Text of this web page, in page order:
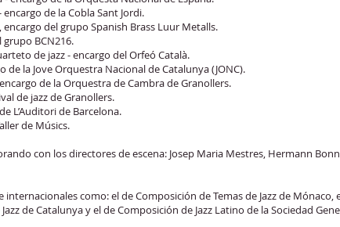
de la Cobla Sant Jordi.
encargo del grupo Spanish Brass Luur Metalls.
grupo BCN216.
de jazz - encargo del Orfeó Català.
la Jove Orquestra Nacional de Catalunya (JONC).
de la Orquestra de Cambra de Granollers.
de jazz de Granollers.
L’Auditori de Barcelona.
de Músics.
con los directores de escena: Josep Maria Mestres, Hermann
como: el de Composición de Temas de Jazz de Mónaco,
de Catalunya y el de Composición de Jazz Latino de la Sociedad